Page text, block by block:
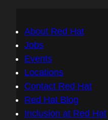
About Red Hat
Jobs
Events
Locations
Contact Red Hat
Red Hat Blog
Inclusion at Red Hat